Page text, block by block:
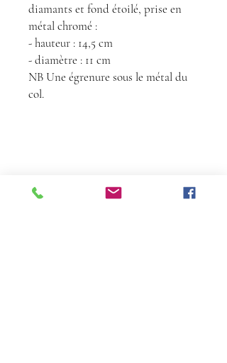
diamants et fond étoilé, prise en
métalchromé :
- hauteur : 14,5 cm
- diamètre : 11 cm
NB Une égrenure sous le métal du
col.
Contact